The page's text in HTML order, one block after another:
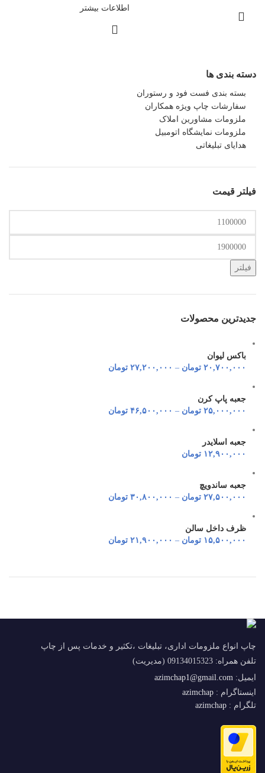
دسته بندی ها
بسته بندی فست فود و رستوران
سفارشات چاپ ویژه همکاران
ملزومات مشاورین املاک
ملزومات نمایشگاه اتومبیل
هدایای تبلیغاتی
فیلتر قیمت
فیلتر
جدیدترین محصولات
باکس لیوان
۲۰,۷۰۰,۰۰۰ تومان – ۲۷,۲۰۰,۰۰۰ تومان
جعبه پاپ کرن
۲۵,۰۰۰,۰۰۰ تومان – ۴۶,۵۰۰,۰۰۰ تومان
جعبه اسلایدر
۱۲,۹۰۰,۰۰۰ تومان
جعبه ساندویچ
۲۷,۵۰۰,۰۰۰ تومان – ۳۰,۸۰۰,۰۰۰ تومان
ظرف داخل سالن
۱۵,۵۰۰,۰۰۰ تومان – ۲۱,۹۰۰,۰۰۰ تومان
اطلاعات بیشتر
چاپ انواع ملزومات اداری، تبلیغات ،تکثیر و خدمات پس از چاپ
تلفن همراه: 09134015323 (مدیریت)
ایمیل: azimchap1@gmail.com
اینستاگرام : azimchap
تلگرام : azimchap